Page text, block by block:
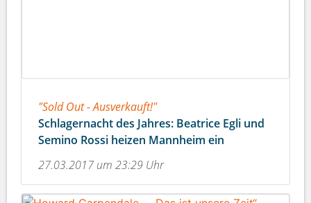
"Sold Out - Ausverkauft!"
Schlagernacht des Jahres: Beatrice Egli und
Semino Rossi heizen Mannheim ein
27.03.2017 um 23:29 Uhr